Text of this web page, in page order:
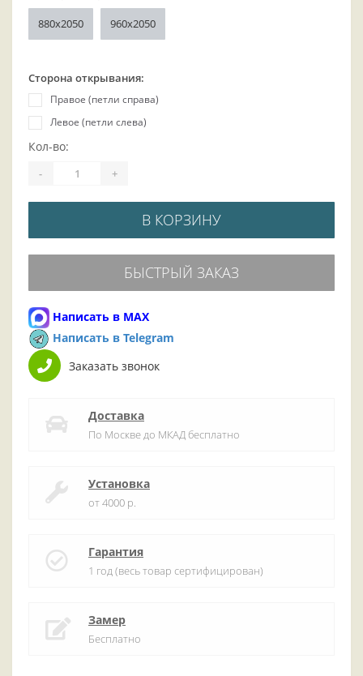
880x2050 960x2050
Сторона открывания:
Правое (петли справа)
Левое (петли слева)
Кол-во:
- +
В КОРЗИНУ
БЫСТРЫЙ ЗАКАЗ
Написать в MAX
Написать в Telegram
Заказать звонок
Доставка
По Москве до МКАД бесплатно
Установка
от 4000 р.
Гарантия
1 год (весь товар сертифицирован)
Замер
Бесплатно